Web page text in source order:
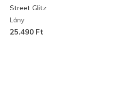
Street Glitz
Lány
25.490 Ft